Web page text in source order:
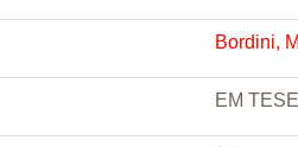
Bordini,
EM TESE